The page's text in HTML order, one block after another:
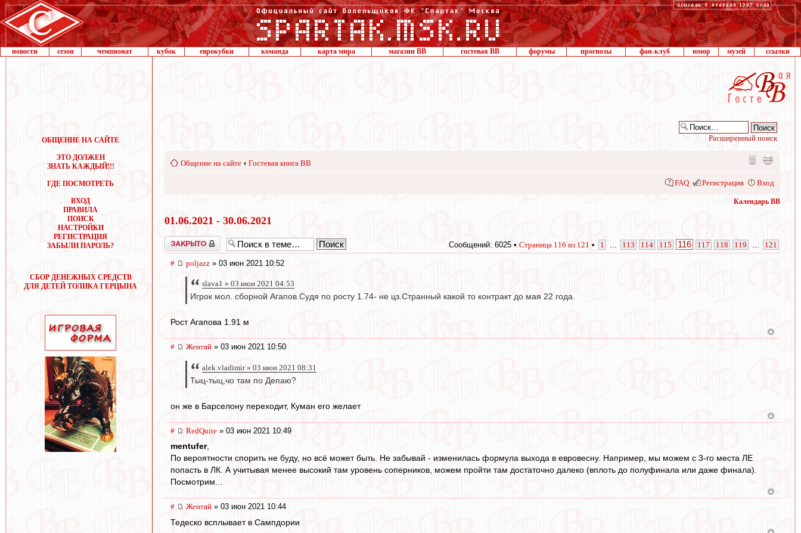
новости сезон чемпионат кубок еврокубки команда карта мира магазин ВВ гостевая ВВ форумы прогнозы фан-клуб юмор музей ссылки
ОБЩЕНИЕ НА САЙТЕ
ЭТО ДОЛЖЕН
ЗНАТЬ КАЖДЫЙ!!!
ГДЕ ПОСМОТРЕТЬ
ВХОД
ПРАВИЛА
ПОИСК
НАСТРОЙКИ
РЕГИСТРАЦИЯ
ЗАБЫЛИ ПАРОЛЬ?
СБОР ДЕНЕЖНЫХ СРЕДСТВ
ДЛЯ ДЕТЕЙ ТОЛИКА ГЕРЦЫНА
Расширенный поиск
Общение на сайте ‹ Гостевая книга ВВ
FAQ Регистрация Вход
Календарь ВВ
01.06.2021 - 30.06.2021
Закрыто Сообщений: 6025 • Страница 116 из 121 • 1 113 114 115 116 117 118 119 121
# poljazz » 03 июн 2021 10:52
slava1 » 03 июн 2021 04:53
Игрок мол. сборной Агапов.Судя по росту 1.74- не цз.Странный какой то контракт до мая 22 года.
Рост Агапова 1.91 м
# Жентяй » 03 июн 2021 10:50
alek.vladimir » 03 июн 2021 08:31
Тыц-тыц,чо там по Депаю?
он же в Барселону переходит, Куман его желает
# RedQuite » 03 июн 2021 10:49
mentufer,
По вероятности спорить не буду, но всё может быть. Не забывай - изменилась формула выхода в евровесну. Например, мы можем с 3-го места ЛЕ
попасть в ЛК. А учитывая менее высокий там уровень соперников, можем пройти там достаточно далеко (вплоть до полуфинала или даже финала).
Посмотрим...
# Жентяй » 03 июн 2021 10:44
Тедеско всплывает в Сампдории